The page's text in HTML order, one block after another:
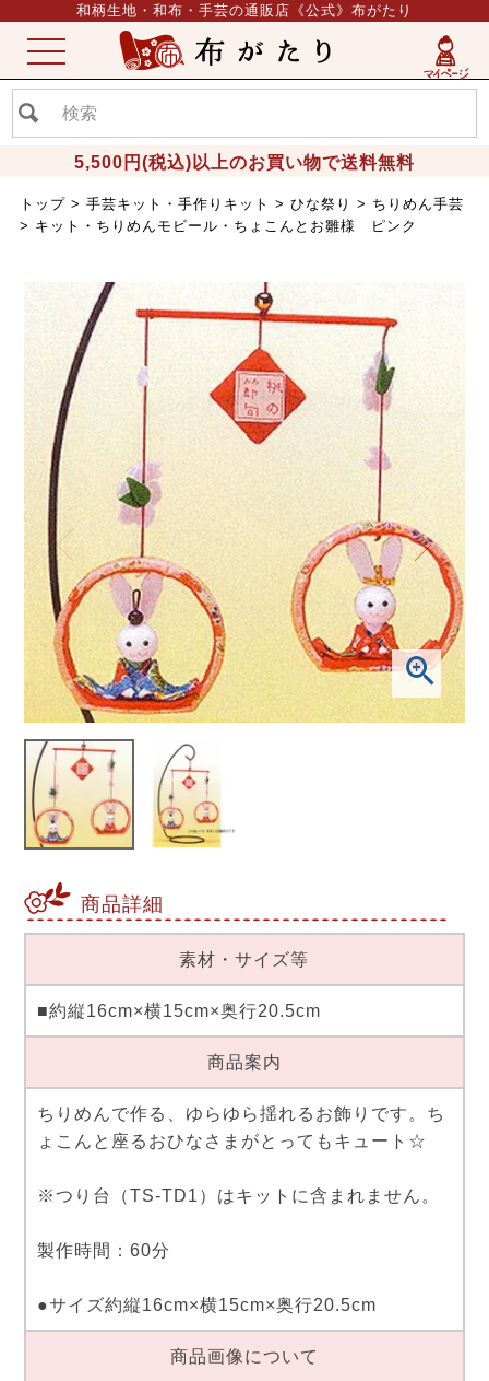
和柄生地・和布・手芸の通販店《公式》布がたり
5,500円(税込)以上のお買い物で送料無料
ME
NU
トップ 手芸キット・手作りキット ひな祭り
ちりめん手芸
キット・ちりめんモビール・ちょこんとお雛様 ピンク
商品詳細
素材・サイズ等
■約縦16cm×横15cm×奥行20.5cm
商品案内
ちりめんで作る、ゆらゆら揺れるお飾りです。ち
ょこんと座るおひなさまがとってもキュート☆
※つり台（TS-TD1）はキットに含まれません。
製作時間：60分
●サイズ約縦16cm×横15cm×奥行20.5cm
商品画像について